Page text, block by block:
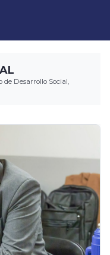
Desarrollo Social,